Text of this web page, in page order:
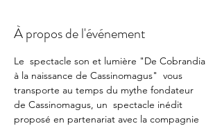
À propos de l'événement
Le  spectacle son et lumière "De Cobrandia
à la naissance de Cassinomagus"  vous
transporte au temps du mythe fondateur
de Cassinomagus, un  spectacle inédit
proposé en partenariat avec la compagnie